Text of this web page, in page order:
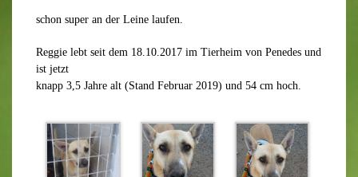
schon super an der Leine laufen.
Reggie lebt seit dem 18.10.2017 im Tierheim von Penedes und
ist jetzt
knapp 3,5 Jahre alt (Stand Februar 2019) und 54 cm hoch.